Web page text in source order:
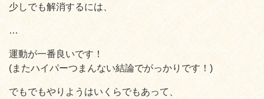
少しでも解消するには、
…
運動が一番良いです！
(またハイパーつまんない結論でがっかりです！)
でもでもやりようはいくらでもあって、